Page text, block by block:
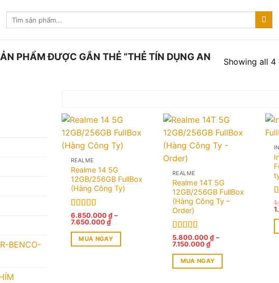
Tìm
PHẨM ĐƯỢC GẮN THẺ “THẺ TÍN DỤNG AN
Showing all 4
BENCO-
REALME
Realme 14 5G
12GB/256GB FullBox
(Hàng Công Ty)
Được xếp
hạng5.005
sao
6.850.000₫ –
7.650.000₫Khoảng
giá:
từ
6.850.000 ₫
đến
MUA NGAY
REALME
Realme 14T 5G
12GB/256GB FullBox
(Hàng Công Ty –
Order)
Được xếp
hạng5.005
sao
5.800.000₫ –
7.150.000₫Khoảng
giá:
từ
5.800.000 ₫
đến
MUA NGAY